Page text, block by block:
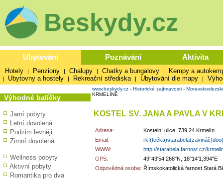
Beskydy.cz
Ubytování Poznávání Aktivita
Hotely | Penziony | Chalupy | Chatky a bungalovy | Kempy a
| Ubytovny a hostely | Rekreační střediska | Ubytování dle mapy |
Výhodné balíčky
Jarní pobyty
Letní dovolená
Podzim levněji
Zimní dovolená
Wellness pobyty
Aktivní pobyty
Romantika pro dva
www.beskydy.cz - Historické zajímavosti -
KRMELÍNĚ
KOSTEL SV. JANA A PAVLA V
Adresa:
Kostelní ulice, 739 24 Krmelín
Email:
WWW:
http://starabela.farnost.cz/
GPS:
49°43'54,268"N, 18°14'1,394"E
Odpovědná osoba: Římskokatolická farnost Stará